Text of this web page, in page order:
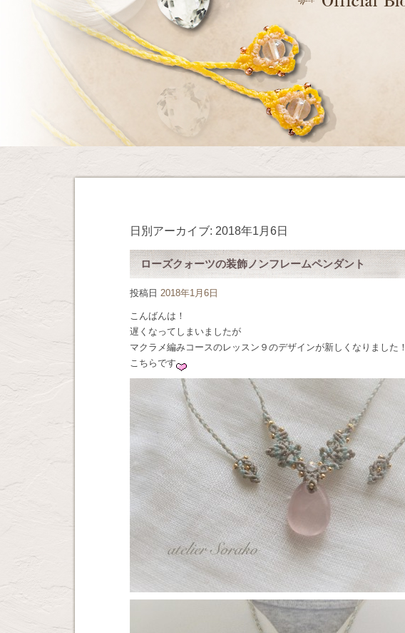
日別アーカイブ: 2018年1月6日
ローズクォーツの装飾ノンフレームペンダント
投稿日 2018年1月6日
こんばんは！
遅くなってしまいましたが
マクラメ編みコースのレッスン９のデザインが新しくなりました！
こちらです